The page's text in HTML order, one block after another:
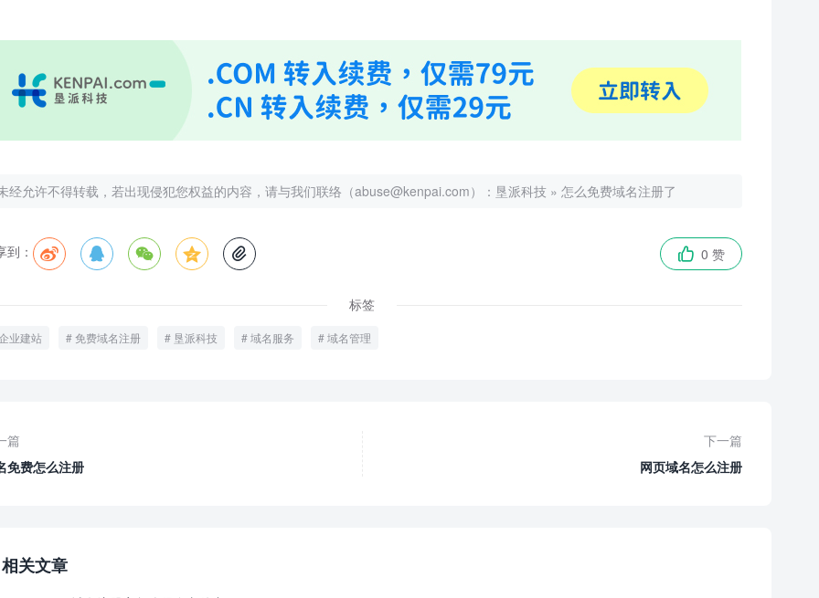
经允许不得转载，若出现侵犯您权益的内容，请与我们联络（abuse@kenpai.com）： 垦派科技 » 怎么免费域名注册了
到：       0 赞
标签
业建站 免费域名注册 垦派科技 域名服务 域名管理
篇
免费怎么注册
下一篇
网页域名怎么注册
相关文章